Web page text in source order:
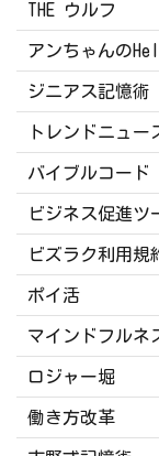
THE ウルフ
アンちゃんの
ジニアス記憶術
トレンドニュー
バイブルコード
ビジネス促進ツ
ビズラク利用規
ポイ活
マインドフルネ
ロジャー堀
働き方改革